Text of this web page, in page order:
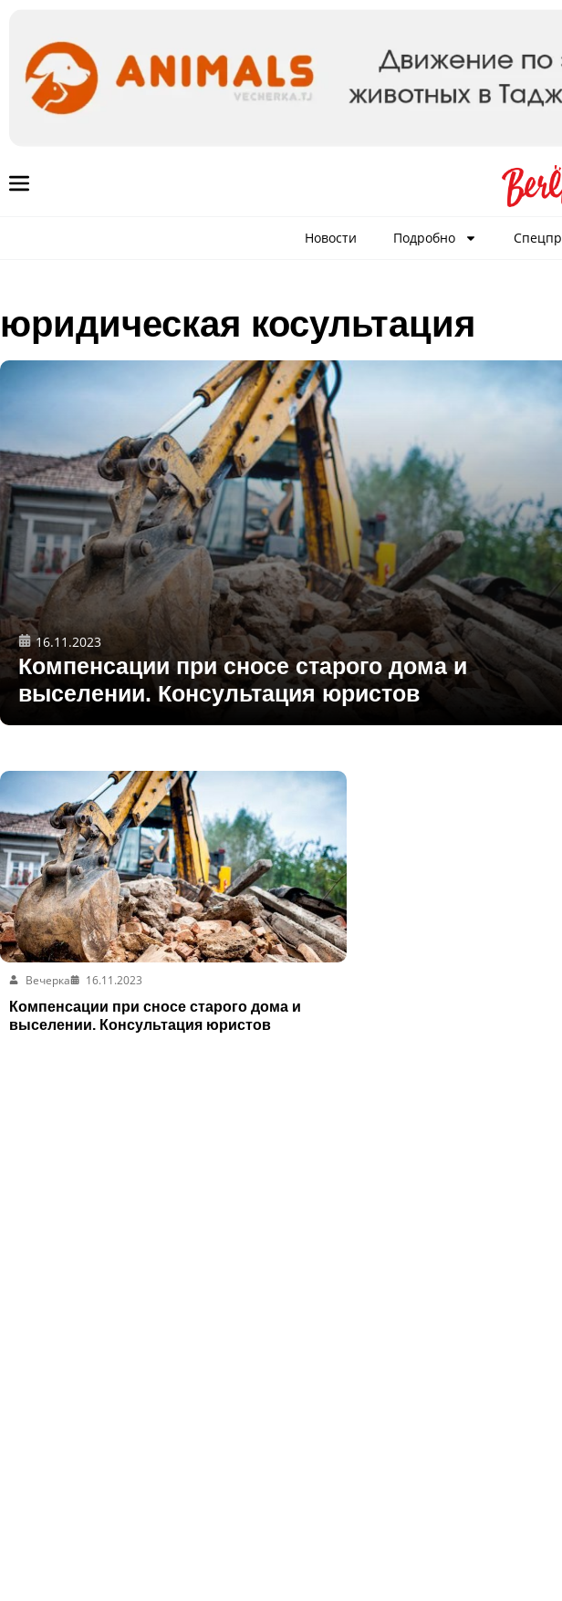
Новости Подробно
юридическая косультация
16.11.2023
Компенсации при сносе старого дома и
выселении. Консультация юристов
Вечерка
16.11.2023
Компенсации при сносе старого дома и
выселении. Консультация юристов